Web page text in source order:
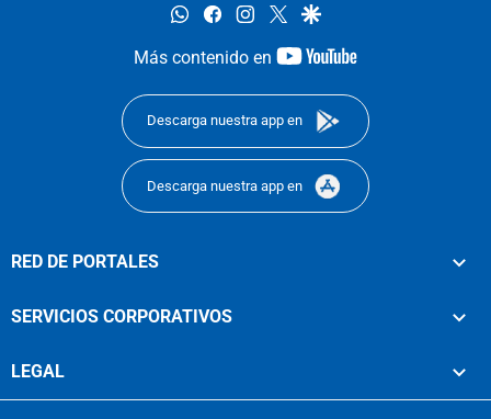
whatsappfacebookinstagram
twittergoogle
Más contenido en
youtube-
Descarga nuestra app en
Descarga nuestra app en
RED DE PORTALES
SERVICIOS CORPORATIVOS
LEGAL